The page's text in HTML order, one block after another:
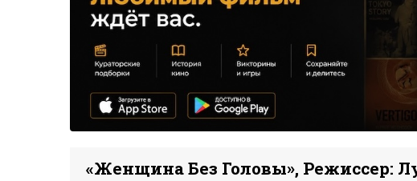
«Женщина Без Головы», Режиссер: